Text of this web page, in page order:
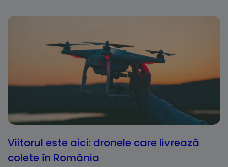
Viitorul este aici: dronele care livrează
colete în România